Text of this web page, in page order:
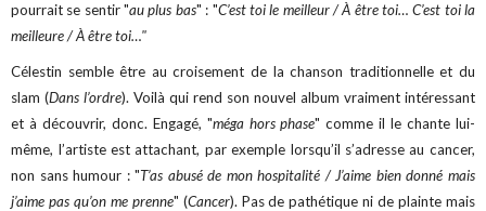
pourrait se sentir "au plus bas" : "C’est toi le meilleur / À être toi… C’est toi la
meilleure / À être toi…"
Célestin semble être au croisement de la chanson traditionnelle et du
slam (Dans l’ordre). Voilà qui rend son nouvel album vraiment intéressant
et à découvrir, donc. Engagé, "méga hors phase" comme il le chante lui-
même, l’artiste est attachant, par exemple lorsqu’il s’adresse au cancer,
non sans humour : "T’as abusé de mon hospitalité / J’aime bien donné mais
j’aime pas qu’on me prenne" (Cancer). Pas de pathétique ni de plainte mais